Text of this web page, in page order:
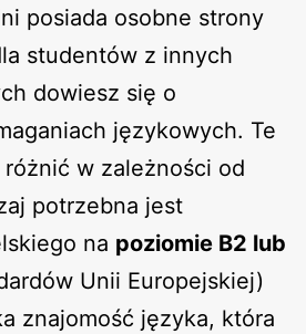
posiada osobne strony
studentów z innych
dowiesz się o
językowych. Te
w zależności od
potrzebna jest
na poziomie B2 lub
Unii Europejskiej)
znajomość języka, która